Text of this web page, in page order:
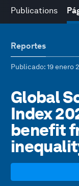
Publications
Reportes
Publicado: 19 enero
Global
Index
benefit